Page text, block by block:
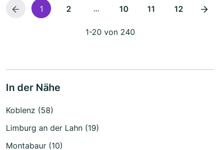
1 2 ... 10 11 12
1-20 von 240
In der Nähe
Koblenz (58)
Limburg an der Lahn (19)
Montabaur (10)